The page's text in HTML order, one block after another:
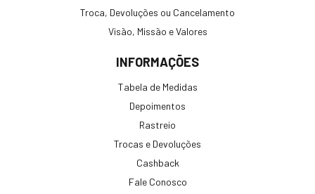
Troca, Devoluções ou Cancelamento
Visão, Missão e Valores
INFORMAÇÕES
Tabela de Medidas
Depoimentos
Rastreio
Trocas e Devoluções
Cashback
Fale Conosco